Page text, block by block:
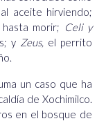
aceite hirviendo;
morir; Celi y
y Zeus, el perrito
un caso que ha
de Xochimilco.
en el bosque de